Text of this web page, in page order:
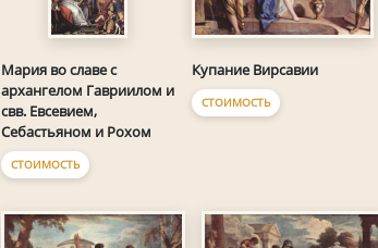
Мария во славе с
архангелом Гавриилом и
свв. Евсевием,
Себастьяном и Рохом
СТОИМОСТЬ
Купание Вирсавии
СТОИМОСТЬ